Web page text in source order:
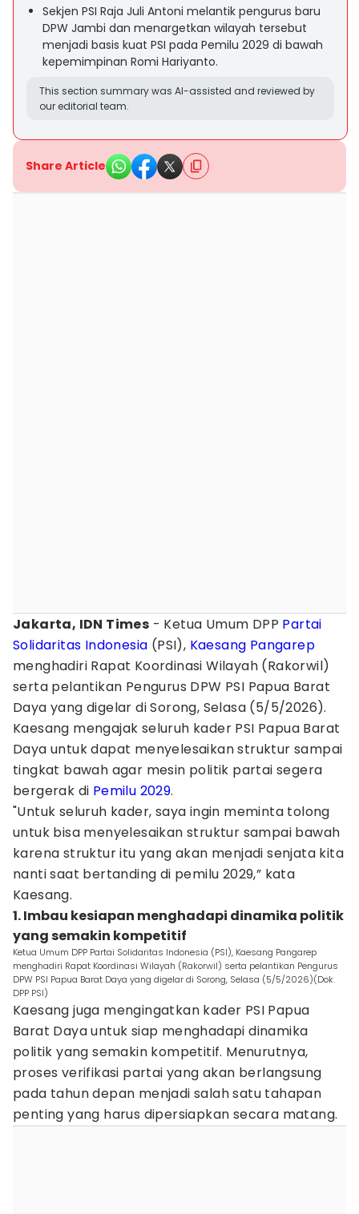
Sekjen PSI Raja Juli Antoni melantik pengurus baru
DPW Jambi dan menargetkan wilayah tersebut
menjadi basis kuat PSI pada Pemilu 2029 di bawah
kepemimpinan Romi Hariyanto.
This section summary was AI-assisted and reviewed by
our editorial team.
Share Article
Jakarta, IDN Times - Ketua Umum DPP Partai
Solidaritas Indonesia (PSI), Kaesang Pangarep
menghadiri Rapat Koordinasi Wilayah (Rakorwil)
serta pelantikan Pengurus DPW PSI Papua Barat
Daya yang digelar di Sorong, Selasa (5/5/2026).
Kaesang mengajak seluruh kader PSI Papua Barat
Daya untuk dapat menyelesaikan struktur sampai
tingkat bawah agar mesin politik partai segera
bergerak di Pemilu 2029.
"Untuk seluruh kader, saya ingin meminta tolong
untuk bisa menyelesaikan struktur sampai bawah
karena struktur itu yang akan menjadi senjata kita
nanti saat bertanding di pemilu 2029,” kata
Kaesang.
1. Imbau kesiapan menghadapi dinamika politik
yang semakin kompetitif
Ketua Umum DPP Partai Solidaritas Indonesia (PSI), Kaesang Pangarep
menghadiri Rapat Koordinasi Wilayah (Rakorwil) serta pelantikan Pengurus
DPW PSI Papua Barat Daya yang digelar di Sorong, Selasa (5/5/2026)(Dok.
DPP PSI)
Kaesang juga mengingatkan kader PSI Papua
Barat Daya untuk siap menghadapi dinamika
politik yang semakin kompetitif. Menurutnya,
proses verifikasi partai yang akan berlangsung
pada tahun depan menjadi salah satu tahapan
penting yang harus dipersiapkan secara matang.